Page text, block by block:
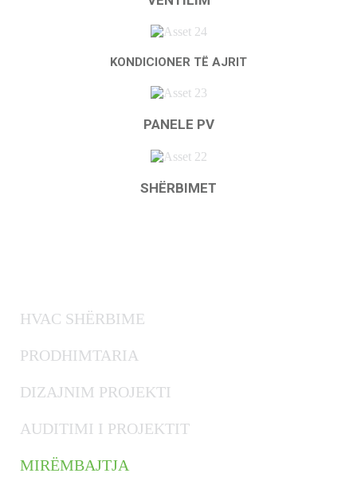
KONDICIONER TË AJRIT
PANELE PV
SHËRBIMET
HVAC SHËRBIME
PRODHIMTARIA
DIZAJNIM PROJEKTI
AUDITIMI I PROJEKTIT
MIRËMBAJTJA